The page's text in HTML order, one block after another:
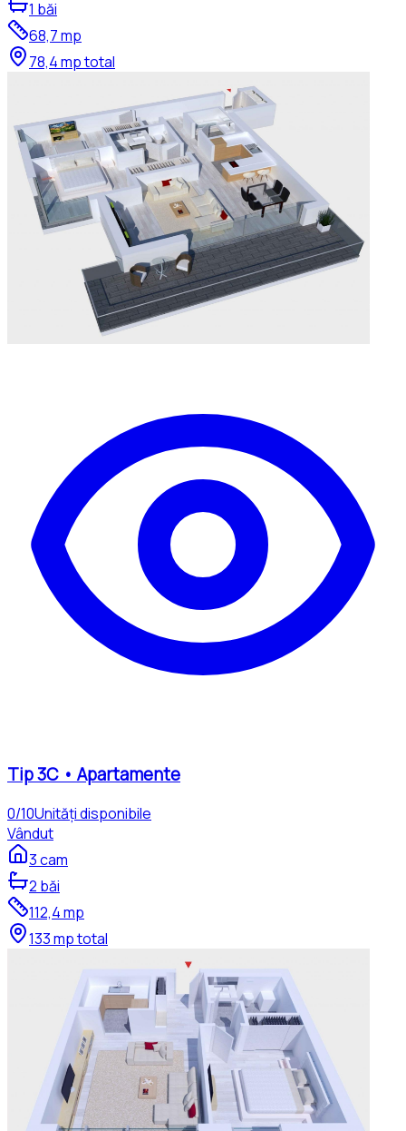
1 băi
68,7mp
78,4mp total
Tip3C • Apartamente
0/10Unități disponibile
Vândut
3cam
2 băi
112,4mp
133mp total